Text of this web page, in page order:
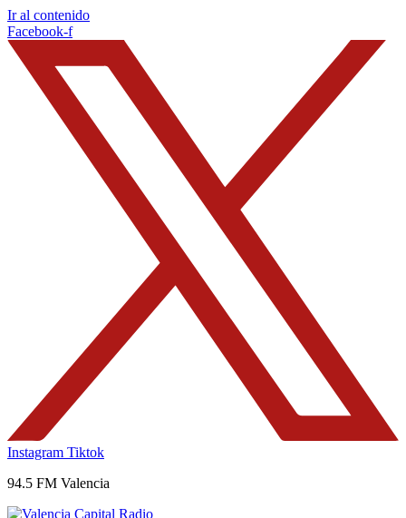
Ir al contenido
Facebook-f
Instagram Tiktok
94.5 FM Valencia